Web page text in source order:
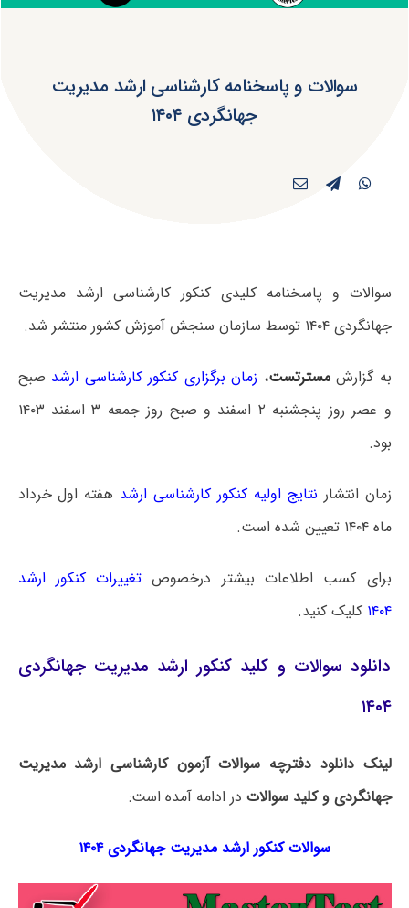
سوالات و پاسخنامه کارشناسی ارشد مدیریت
جهانگردی ۱۴۰۴
سوالات و پاسخنامه کلیدی کنکور کارشناسی ارشد مدیریت
جهانگردی ۱۴۰۴ توسط سازمان سنجش آموزش کشور منتشر شد.
به گزارشمسترتست، زمان برگزاری کنکور کارشناسی ارشد صبح
و عصر روز پنجشنبه ۲ اسفند و صبح روز جمعه ۳ اسفند ۱۴۰۳
بود.
زمان انتشار نتایج اولیه کنکور کارشناسی ارشد هفته اول خرداد
ماه ۱۴۰۴ تعیین شده است.
برای کسب اطلاعات بیشتر درخصوص تغییرات کنکور ارشد
۱۴۰۴ کلیک کنید.
دانلود سوالات و کلید کنکور ارشد مدیریت جهانگردی
۱۴۰۴
لینک دانلود دفترچه سوالات آزمون کارشناسی ارشد مدیریت
جهانگردی و کلید سوالات در ادامه آمده است:
سوالات کنکور ارشد مدیریت جهانگردی ۱۴۰۴